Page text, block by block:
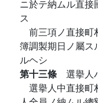
ニ於テ納ムル直
ス
前三項ノ直接町
簿調製期日ノ屬ス
ルヘシ
第十三條 選擧人
選擧人中直接町